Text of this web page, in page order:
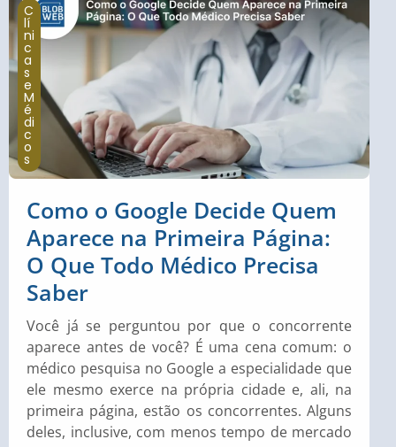
C
lí
ni
c
a
s
e
M
é
di
c
o
s
Como o Google Decide Quem
Aparece na Primeira Página:
O Que Todo Médico Precisa
Saber
Você já se perguntou por que o concorrente
aparece antes de você? É uma cena comum: o
médico pesquisa no Google a especialidade que
ele mesmo exerce na própria cidade e, ali, na
primeira página, estão os concorrentes. Alguns
deles, inclusive, com menos tempo de mercado